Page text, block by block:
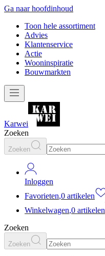
Ga naar hoofdinhoud
Toon hele assortiment
Advies
Klantenservice
Actie
Wooninspiratie
Bouwmarkten
Karwei
Zoeken
Zoeken
Inloggen
Favorieten,0 artikelen
Winkelwagen,0 artikelen
Zoeken
Zoeken